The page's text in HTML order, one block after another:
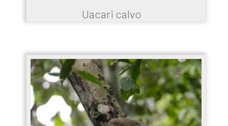
Uacari calvo